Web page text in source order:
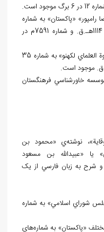
«پاکستان» به شماره
4542م در 360 برگ، کتابت سال 1114هـ.ق. و شماره 7591م در
1 نسخه‌ي خطي در «کتابخانه‌ي ندوة العلماي لکهنو» به شماره 35
خاورشناسي فرهنگستان
نوشته‌ي «محمود بن
يا «عبيدالله بن مسعود
و شرح به زبان فارسي از يک
شوراي اسلامي» به شماره
«پاکستان» به شماره‌هاي